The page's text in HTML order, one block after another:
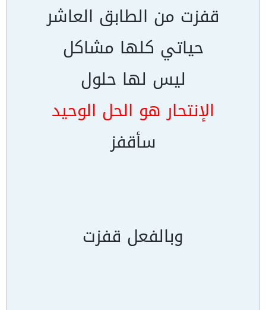
قفزت من الطابق العاشر
حياتي كلها مشاكل
ليس لها حلول
الإنتحار هو الحل الوحيد
سأقفز
وبالفعل قفزت